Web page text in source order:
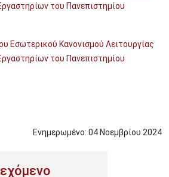
του Πανεπιστημίου
Εσωτερικού Κανονισμού Λειτουργίας
του Πανεπιστημίου
Ενημερωμένο: 04 Νοεμβρίου 2024